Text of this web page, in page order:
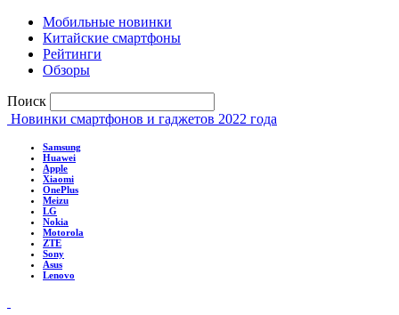
Мобильные новинки
Китайские смартфоны
Рейтинги
Обзоры
Поиск
Новинки смартфонов и гаджетов 2022 года
Samsung
Huawei
Apple
Xiaomi
OnePlus
Meizu
LG
Nokia
Motorola
ZTE
Sony
Asus
Lenovo